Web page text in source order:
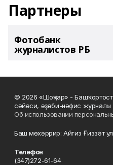
Партнеры
Фотобанк
журналистов РБ
© 2026 «Шоңҡар» -
сәйәси, әҙәби-нәфис журналы
Об использовании
Баш мөхәррир: Айгиз Ғиззәт
Телефон
(347)272-61-64